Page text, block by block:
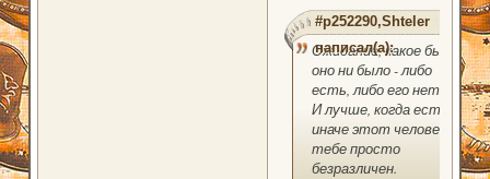
#p252290,Shteler
написал(а):
Ожидание, какое бы
оно ни было - либо
есть, либо его нет.
И лучше, когда есть,
иначе этот человек
тебе просто
безразличен.